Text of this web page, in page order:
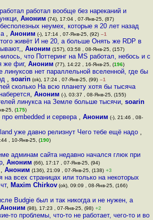
работал вообще без нареканий и
,Аноним (74), 17:04 , 07-Янв-25, (87)
неумех, которые я 20 лет назад
, Аноним (-), 17:14 , 07-Янв-25, (92) –1
живёт И не 20, а больше Онять же RDP в
, Аноним (157), 03:58 , 08-Янв-25, (157)
что Поттеринг на MS работал, небось и с
же фиг,Аноним (77), 14:22 , 16-Янв-25, (196)
линуксов нет параллельной вселенной, где бы
, soarin(ok), 17:24 , 07-Янв-25, (99) –1
сколько На всю планету хотя бы тысяча
, Аноним (-), 03:37 , 08-Янв-25, (155)
линукса на Земле больше тысячи,soarin
25, (175)
про embedded и сервера , Аноним (-), 21:46 , 08-
уже давно релизнут Чего тебе ещё надо ,
, 10-Янв-25, (190)
админам сайта недавно начался глюк при
,Аноним (66), 17:17 , 07-Янв-25, (94)
, Аноним (136), 21:09 , 07-Янв-25, (138) +3
на всех страницах или только на некоторых
, Maxim Chirkov(ok), 09:09 , 08-Янв-25, (166)
Budgie был и так никогда и не нужен, а
Аноним (98), 17:23 , 07-Янв-25, (98) +2
то проблемы, что-то не работает, чего-то и во